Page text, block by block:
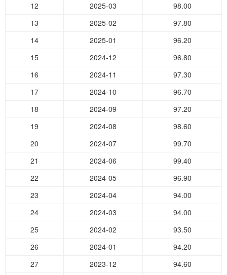
12
2025-03
98.00
13
2025-02
97.80
14
2025-01
96.20
15
2024-12
96.80
16
2024-11
97.30
17
2024-10
96.70
18
2024-09
97.20
19
2024-08
98.60
20
2024-07
99.70
21
2024-06
99.40
22
2024-05
96.90
23
2024-04
94.00
24
2024-03
94.00
25
2024-02
93.50
26
2024-01
94.20
27
2023-12
94.60